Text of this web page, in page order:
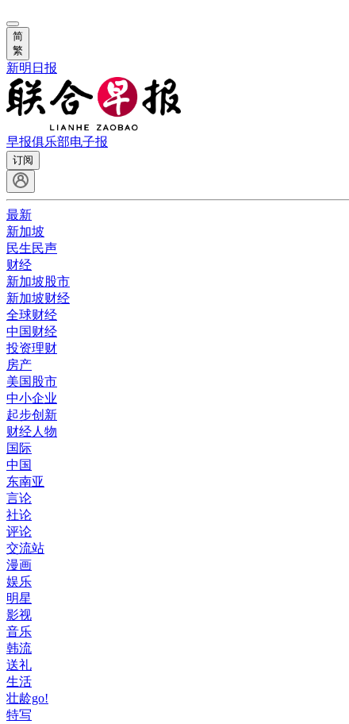
简
繁
新明日报
早报俱乐部电子报
订阅
最新
新加坡
民生民声
财经
新加坡股市
新加坡财经
全球财经
中国财经
投资理财
房产
美国股市
中小企业
起步创新
财经人物
国际
中国
东南亚
言论
社论
评论
交流站
漫画
娱乐
明星
影视
音乐
韩流
送礼
生活
壮龄go!
特写